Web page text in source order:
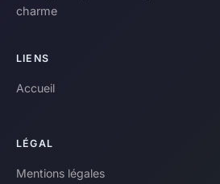
charme
LIENS
Accueil
LÉGAL
Mentions légales